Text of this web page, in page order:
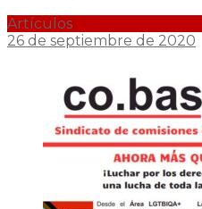
Artículos
26 de septiembre de 2020